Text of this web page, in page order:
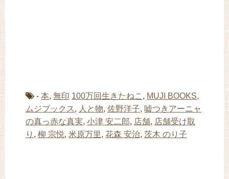
- 本, 無印 100万回生きたねこ , MUJI BOOKS,
ムジブックス , 人と物, 佐野洋子, 嘘つきアーニャ
の真っ赤な真実, 小津 安二郎, 店舗, 店舗受け取
り , 柳 宗悦, 米原万里, 花森 安治, 茨木 のり子